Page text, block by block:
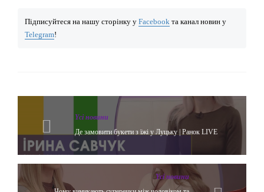
Підписуйтеся на нашу сторінку у Facebook та канал новин у
Telegram!
Yсі новини
Де замовити букети з їжі у Луцьку | Ранок LIVE
Yсі новини